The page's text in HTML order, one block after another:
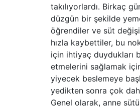
takılıyorlardı. Birkaç
düzgün bir şekilde
öğrendiler ve süt
hızla kaybettiler, bu
için ihtiyaç duydukları
etmelerini sağlamak
yiyecek beslemeye
yedikten sonra çok
Genel olarak, anne